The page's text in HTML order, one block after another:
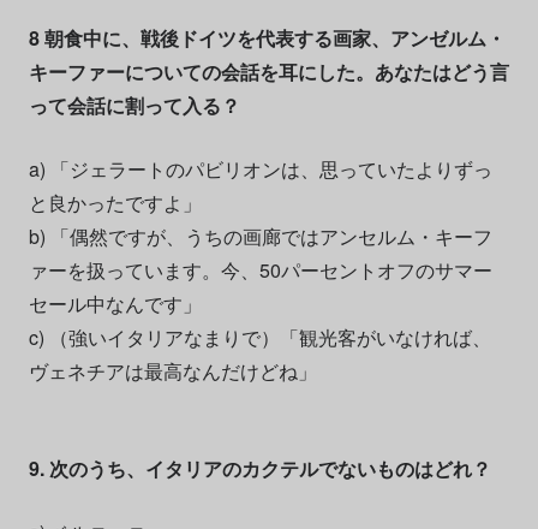
8 朝食中に、戦後ドイツを代表する画家、アンゼルム・
キーファーについての会話を耳にした。あなたはどう言
って会話に割って入る？
a) 「ジェラートのパビリオンは、思っていたよりずっ
と良かったですよ」
b) 「偶然ですが、うちの画廊ではアンセルム・キーフ
ァーを扱っています。今、50パーセントオフのサマー
セール中なんです」
c) （強いイタリアなまりで）「観光客がいなければ、
ヴェネチアは最高なんだけどね」
9. 次のうち、イタリアのカクテルでないものはどれ？